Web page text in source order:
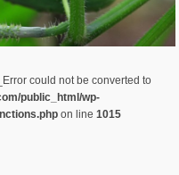
could not be converted to
public_html/wp-
on line 1015